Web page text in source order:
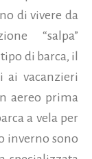
di vivere da
“salpa”
di barca, il
vacanzieri
aereo prima
a vela per
inverno sono